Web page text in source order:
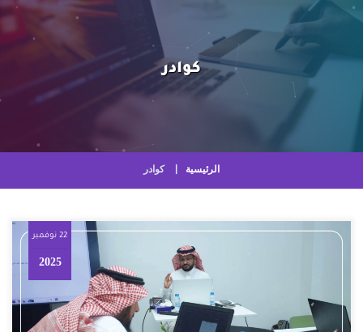
كوادر
الرئيسية كوادر
22 نوفمبر
2025